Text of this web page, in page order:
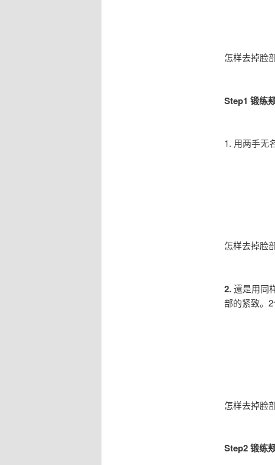
怎样去掉脸
Step1 锻练
1. 用两手无
怎样去掉脸
2.還是用同
部的紧致。2
怎样去掉脸
Step2 锻练